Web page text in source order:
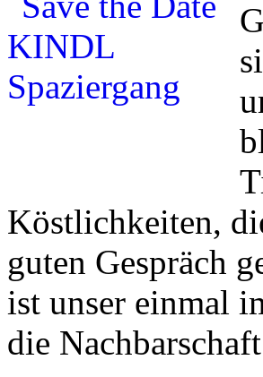
Köstlichkeiten,
guten Gespräch
ist unser einmal
die